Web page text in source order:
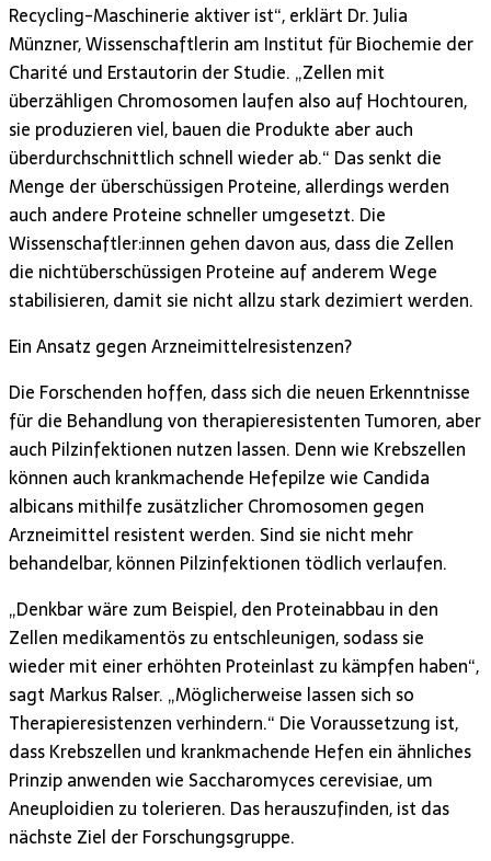
Recycling-Maschinerie aktiver ist“, erklärt Dr. Julia
Münzner, Wissenschaftlerin am Institut für Biochemie der
Charité und Erstautorin der Studie. „Zellen mit
überzähligen Chromosomen laufen also auf Hochtouren,
sie produzieren viel, bauen die Produkte aber auch
überdurchschnittlich schnell wieder ab.“ Das senkt die
Menge der überschüssigen Proteine, allerdings werden
auch andere Proteine schneller umgesetzt. Die
Wissenschaftler:innen gehen davon aus, dass die Zellen
die nichtüberschüssigen Proteine auf anderem Wege
stabilisieren, damit sie nicht allzu stark dezimiert werden.
Ein Ansatz gegen Arzneimittelresistenzen?
Die Forschenden hoffen, dass sich die neuen Erkenntnisse
für die Behandlung von therapieresistenten Tumoren, aber
auch Pilzinfektionen nutzen lassen. Denn wie Krebszellen
können auch krankmachende Hefepilze wie Candida
albicans mithilfe zusätzlicher Chromosomen gegen
Arzneimittel resistent werden. Sind sie nicht mehr
behandelbar, können Pilzinfektionen tödlich verlaufen.
„Denkbar wäre zum Beispiel, den Proteinabbau in den
Zellen medikamentös zu entschleunigen, sodass sie
wieder mit einer erhöhten Proteinlast zu kämpfen haben“,
sagt Markus Ralser. „Möglicherweise lassen sich so
Therapieresistenzen verhindern.“ Die Voraussetzung ist,
dass Krebszellen und krankmachende Hefen ein ähnliches
Prinzip anwenden wie Saccharomyces cerevisiae, um
Aneuploidien zu tolerieren. Das herauszufinden, ist das
nächste Ziel der Forschungsgruppe.